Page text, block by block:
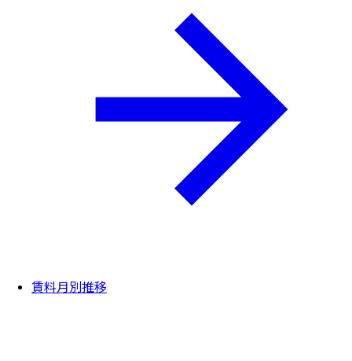
賃料月別推移